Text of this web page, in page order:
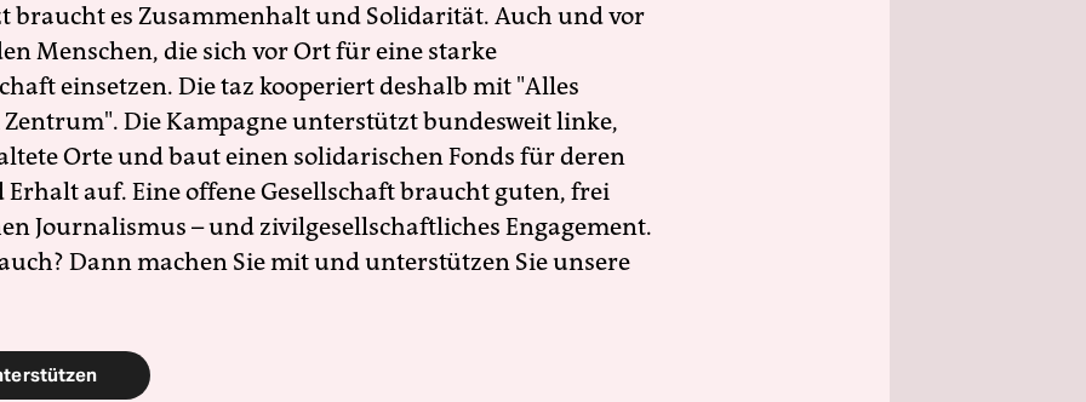
braucht es Zusammenhalt und Solidarität. Auch und vor
Menschen, die sich vor Ort für eine starke
einsetzen. Die taz kooperiert deshalb mit "Alles
Die Kampagne unterstützt bundesweit linke,
Orte und baut einen solidarischen Fonds für deren
Erhalt auf. Eine offene Gesellschaft braucht guten, frei
Journalismus – und zivilgesellschaftliches Engagement.
Dann machen Sie mit und unterstützen Sie unsere